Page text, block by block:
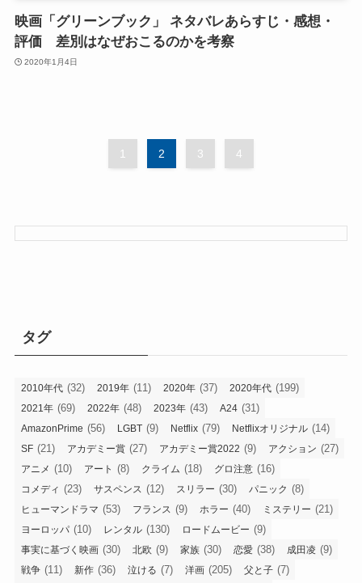
映画「グリーンブック」 ネタバレあらすじ・感想・
評価 差別はなぜおこるのかを考察
2020年1月4日
1 2 3 4
タグ
2010年代 (32) 2019年 (11) 2020年 (37) 2020年代 (199)
2021年 (69) 2022年 (48) 2023年 (43) A24 (31)
AmazonPrime (56) LGBT (9) Netflix (79) Netflixオリジナル (14)
SF (21) アカデミー賞 (27) アカデミー賞2022 (9) アクション (27)
アニメ (10) アート (8) クライム (18) グロ注意 (16)
コメディ (23) サスペンス (12) スリラー (30) パニック (8)
ヒューマンドラマ (53) フランス (9) ホラー (40) ミステリー (21)
ヨーロッパ (10) レンタル (130) ロードムービー (9)
事実に基づく映画 (30) 北欧 (9) 家族 (30) 恋愛 (38) 成田凌 (9)
戦争 (11) 新作 (36) 泣ける (7) 洋画 (205) 父と子 (7)